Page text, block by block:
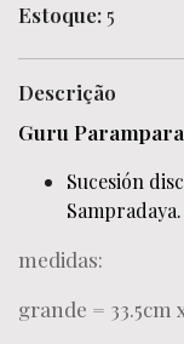
Estoque: 5
Descrição
Guru Parampara
Sucesión
Sampradaya.
medidas:
grande = 33.5cm